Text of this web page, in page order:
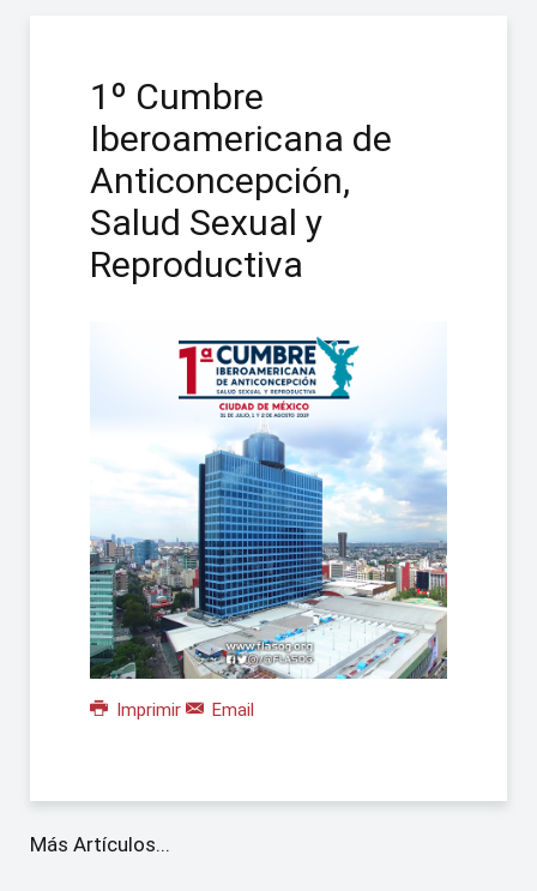
1º Cumbre
Iberoamericana de
Anticoncepción,
Salud Sexual y
Reproductiva
Imprimir Email
Más Artículos...